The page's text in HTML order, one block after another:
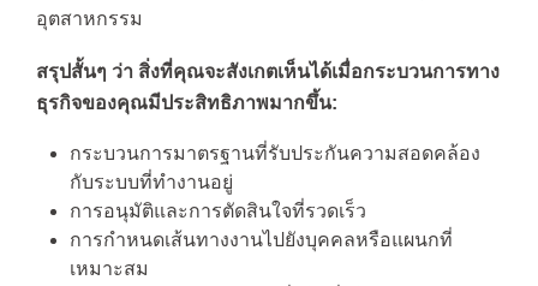
อุตสาหกรรม
สรุปสั้นๆ ว่า สิ่งที่คุณจะสังเกตเห็นได้เมื่อกระบวนการทาง
ธุรกิจของคุณมีประสิทธิภาพมากขึ้น:
กระบวนการมาตรฐานที่รับประกันความสอดคล้อง
กับระบบที่ทำงานอยู่
การอนุมัติและการตัดสินใจที่รวดเร็ว
การกำหนดเส้นทางงานไปยังบุคคลหรือแผนกที่
เหมาะสม